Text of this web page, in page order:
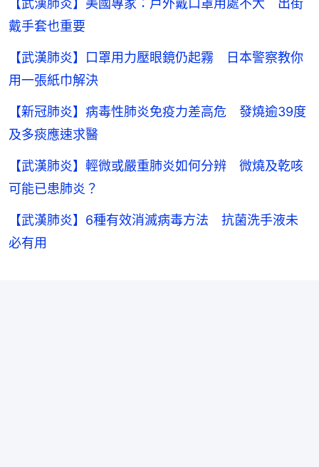
【武漢肺炎】美國專家：戶外戴口罩用處不大 出街
戴手套也重要
【武漢肺炎】口罩用力壓眼鏡仍起霧 日本警察教你
用一張紙巾解決
【新冠肺炎】病毒性肺炎免疫力差高危 發燒逾39度
及多痰應速求醫
【武漢肺炎】輕微或嚴重肺炎如何分辨 微燒及乾咳
可能已患肺炎？
【武漢肺炎】6種有效消滅病毒方法 抗菌洗手液未
必有用